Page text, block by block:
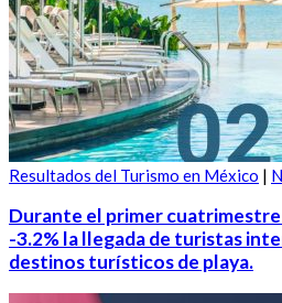
Resultados del Turismo en México |
Durante el primer
-3.2% la llegada de turistas
destinos turísticos de playa.